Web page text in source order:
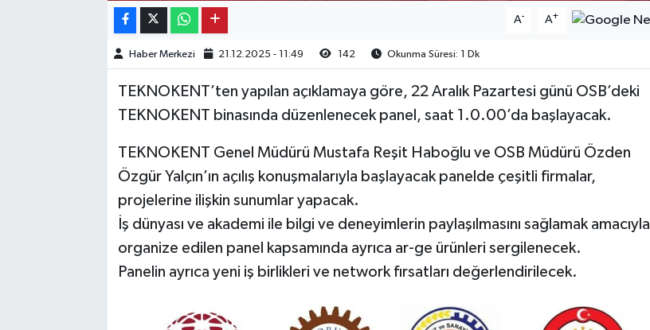
A- A+
Haber Merkezi 21.12.2025 - 11:49 142 Okunma Süresi: 1 Dk
TEKNOKENT’ten yapılan açıklamaya göre, 22 Aralık Pazartesi günü OSB’deki
TEKNOKENT binasında düzenlenecek panel, saat 1.0.00’da başlayacak.
TEKNOKENT Genel Müdürü Mustafa Reşit Haboğlu ve OSB Müdürü Özden
Özgür Yalçın’ın açılış konuşmalarıyla başlayacak panelde çeşitli firmalar,
projelerine ilişkin sunumlar yapacak.
İş dünyası ve akademi ile bilgi ve deneyimlerin paylaşılmasını sağlamak amacıyla
organize edilen panel kapsamında ayrıca ar-ge ürünleri sergilenecek.
Panelin ayrıca yeni iş birlikleri ve network fırsatları değerlendirilecek.